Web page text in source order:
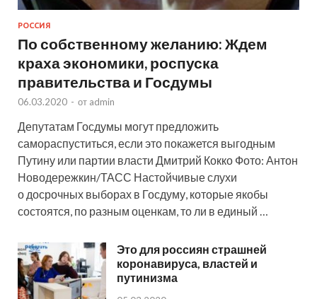
РОССИЯ
По собственному желанию: Ждем
краха экономики, роспуска
правительства и Госдумы
06.03.2020 - от admin
Депутатам Госдумы могут предложить
самораспуститься, если это покажется выгодным
Путину или партии власти Дмитрий Кокко Фото: Антон
Новодережкин/ТАСС Настойчивые слухи
о досрочных выборах в Госдуму, которые якобы
состоятся, по разным оценкам, то ли в единый …
Это для россиян страшней
коронавируса, властей и
путинизма